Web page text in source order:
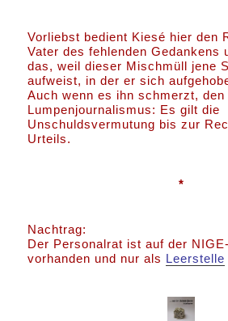
Vorliebst bedient Kiesé hier den
Vater des fehlenden Gedankens
das, weil dieser Mischmüll jene
aufweist, in der er sich
Auch wenn es ihn schmerzt, den
Lumpenjournalismus: Es gilt die
Unschuldsvermutung bis zur
Urteils.
*
Nachtrag:
Der Personalrat ist auf der
vorhanden und nur als Leerstelle